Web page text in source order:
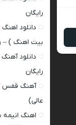
رایگان
دانلود
بیت اهنگ ) –
دانلود
رایگان
آهنگ قفس
عالی)